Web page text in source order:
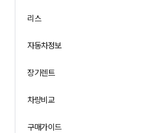
리스
자동차정보
장기렌트
차량비교
구매가이드